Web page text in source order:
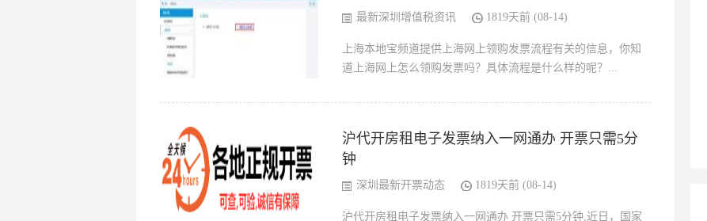
最新深圳增值税资讯 1819天前 (08-14)
上海本地宝频道提供上海网上领购发票流程有关的信息，你知
道上海网上怎么领购发票吗？具体流程是什么样的呢？...
沪代开房租电子发票纳入一网通办 开票只需5分
钟
深圳最新开票动态 1819天前 (08-14)
沪代开房租电子发票纳入一网通办 开票只需5分钟,近日，国家